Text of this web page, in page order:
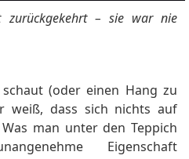
zurückgekehrt – sie war nie
(oder einen Hang zu
weiß, dass sich nichts auf
man unter den Teppich
Eigenschaft